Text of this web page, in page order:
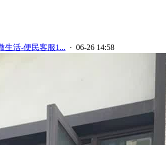
生活-便民客服1... · 06-26 14:58